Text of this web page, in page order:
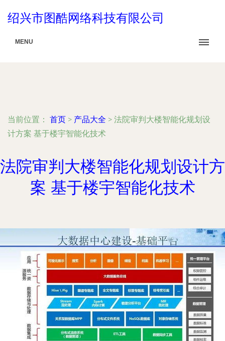
绍兴市图酷网络科技有限公司
MENU
当前位置： 首页 > 产品大全 > 法院审判大楼智能化规划设
计方案 基于楼宇智能化技术
法院审判大楼智能化规划设计方
案 基于楼宇智能化技术